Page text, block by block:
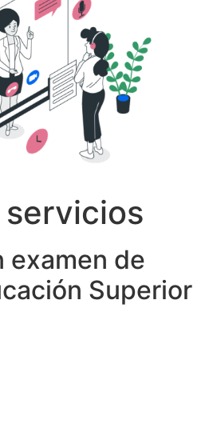
examen de
Superior